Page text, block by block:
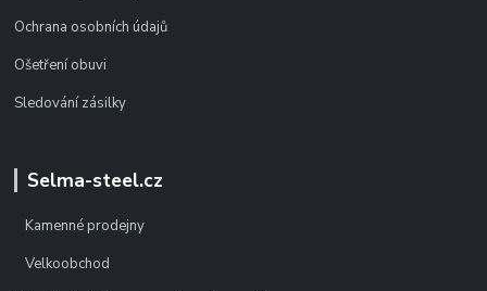
Ochrana osobních údajů
Ošetření obuvi
Sledování zásilky
Selma-steel.cz
Kamenné prodejny
Velkoobchod